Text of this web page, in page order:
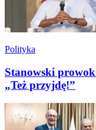
Polityka
Stanowski
„Też przyjdę!”